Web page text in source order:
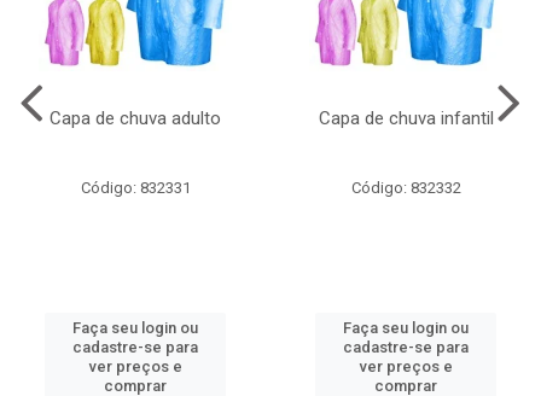
Capa de chuva adulto
Código: 832331
Faça seu login ou
cadastre-se para
ver preços e
comprar
Capa de chuva infantil
Código: 832332
Faça seu login ou
cadastre-se para
ver preços e
comprar